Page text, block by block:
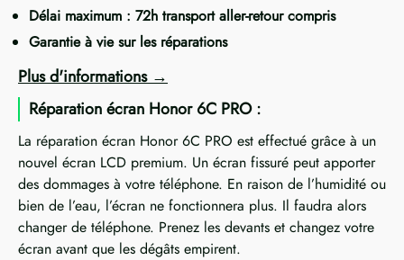
Délai maximum : 72h transport aller-retour compris
Garantie à vie sur les réparations
Plus d'informations
Réparation écran Honor 6C PRO :
La réparation écran Honor 6C PRO est effectué grâce à un
nouvel écran LCD premium. Un écran fissuré peut apporter
des dommages à votre téléphone. En raison de l’humidité ou
bien de l’eau, l’écran ne fonctionnera plus. Il faudra alors
changer de téléphone. Prenez les devants et changez votre
écran avant que les dégâts empirent.